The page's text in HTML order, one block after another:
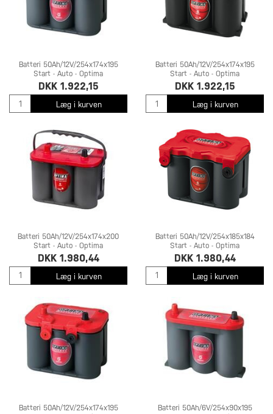
Batteri 50Ah/12V/254x174x195
Start - Auto - Optima
DKK 1.922,15
Læg i kurven
Batteri 50Ah/12V/254x174x195
Start - Auto - Optima
DKK 1.922,15
Læg i kurven
Batteri 50Ah/12V/254x174x200
Start - Auto - Optima
DKK 1.980,44
Læg i kurven
Batteri 50Ah/12V/254x185x184
Start - Auto - Optima
DKK 1.980,44
Læg i kurven
Batteri 50Ah/12V/254x174x195
Batteri 50Ah/6V/254x90x195